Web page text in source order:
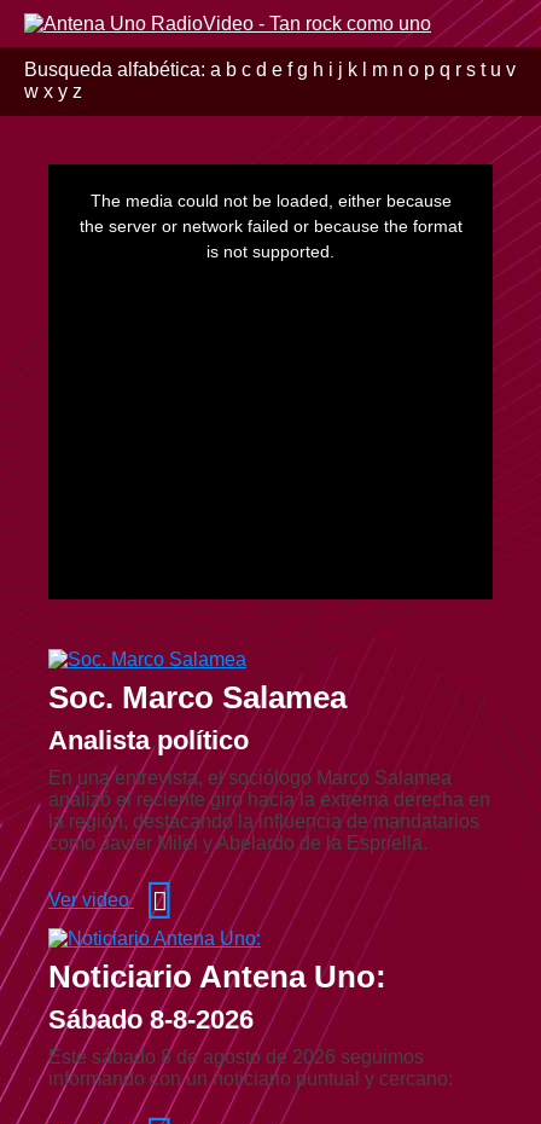
Busqueda alfabética: a b c d e f g h i j k m n o p q r s t u v
w x y z
window.
The media could not be loaded, either because
the server or network failed or because the format
is not supported.
Soc. Marco Salamea
Analista político
En una entrevista, el sociólogo Marco Salamea
analizó el reciente giro hacia la extrema derecha en
la región, destacando la influencia de mandatarios
como Javier Milei y Abelardo de la Espriella.
Ver video
Noticiario Antena Uno:
Sábado 8-8-2026
Este sábado 8 de agosto de 2026 seguimos
informando con un noticiario puntual y cercano: